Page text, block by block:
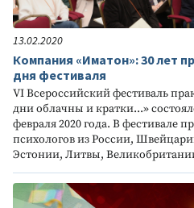
13.02.2020
Компания «Иматон»: 30 лет
дня фестиваля
VI Всероссийский фестиваль
дни облачны и кратки...»
февраля 2020 года. В фестивале
психологов из России,
Эстонии, Литвы,